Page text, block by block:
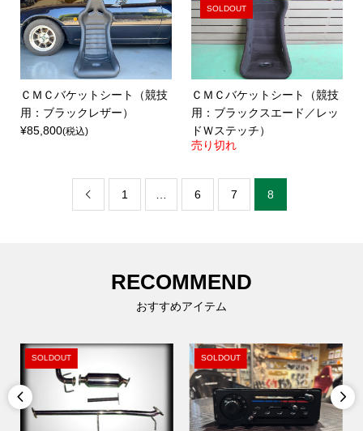
ＣＭＣバケットシート（競技
用：ブラックレザー）
¥85,800(税込)
SOLDOUT
ＣＭＣバケットシート（競技
用：ブラックスエード／レッ
ドＷステッチ）
売り切れ
 1 6 7 8
RECOMMEND
おすすめアイテム

SOLDOUT SOLDOUT
